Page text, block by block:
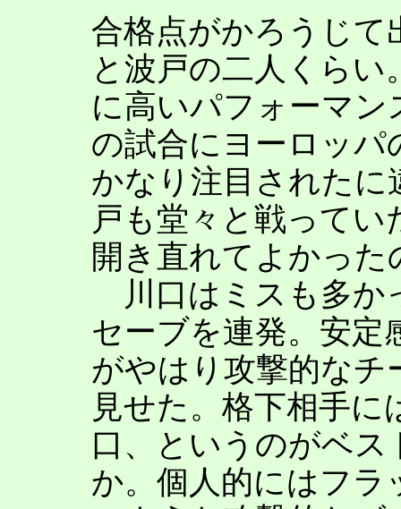
合格点がかろうじて
と波戸の二人くら
に高いパフォーマ
の試合にヨーロッ
かなり注目されたに
戸も堂々と戦って
開き直れてよかった
川口はミスも多か
セーブを連発。安定
がやはり攻撃的な
見せた。格下相手に
口、というのがベ
か。個人的にはフラ